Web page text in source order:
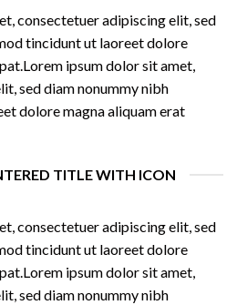
consectetuer adipiscing elit, sed
tincidunt ut laoreet dolore
ipsum dolor sit amet,
sed diam nonummy nibh
dolore magna aliquam erat
TITLE WITH ICON
consectetuer adipiscing elit, sed
tincidunt ut laoreet dolore
ipsum dolor sit amet,
sed diam nonummy nibh